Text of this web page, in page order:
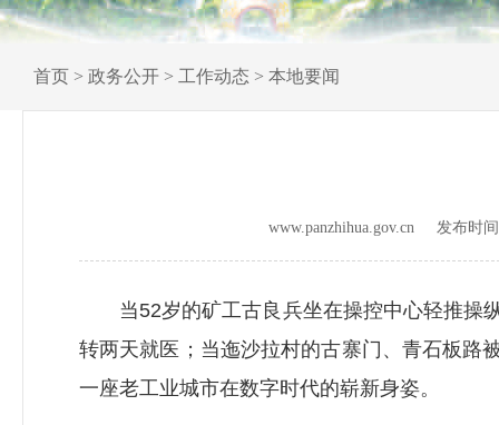
首页 > 政务公开 > 工作动态 > 本地要闻
www.panzhihua.gov.cn 发布时
当52岁的矿工古良兵坐在操控中心轻推操纵
转两天就医；当迤沙拉村的古寨门、青石板
一座老工业城市在数字时代的崭新身姿。